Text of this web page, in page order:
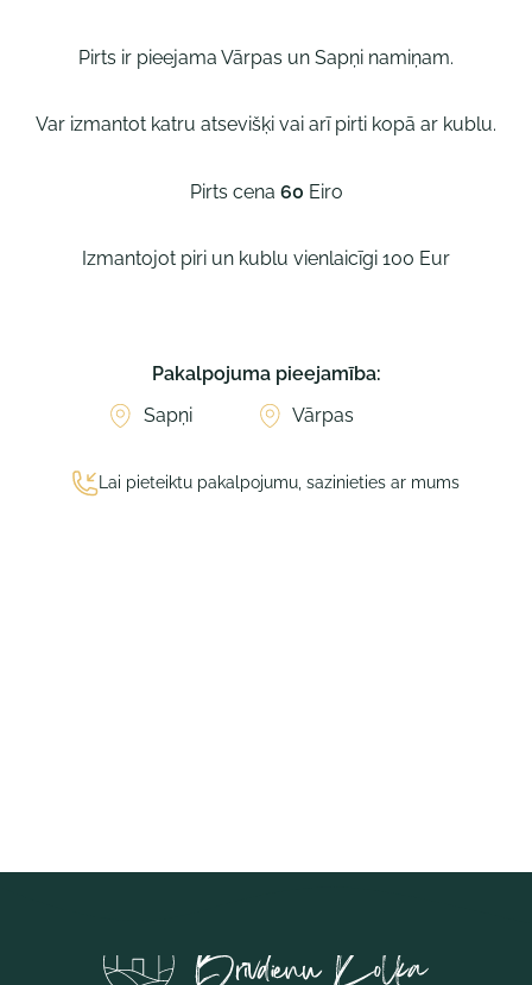
Pirts ir pieejama Vārpas un Sapņi namiņam.
Var izmantot katru atsevišķi vai arī pirti kopā ar kublu.
Pirts cena 60 Eiro
Izmantojot piri un kublu vienlaicīgi 100 Eur
Pakalpojuma pieejamība:
Sapņi
Vārpas
Lai pieteiktu pakalpojumu, sazinieties ar mums